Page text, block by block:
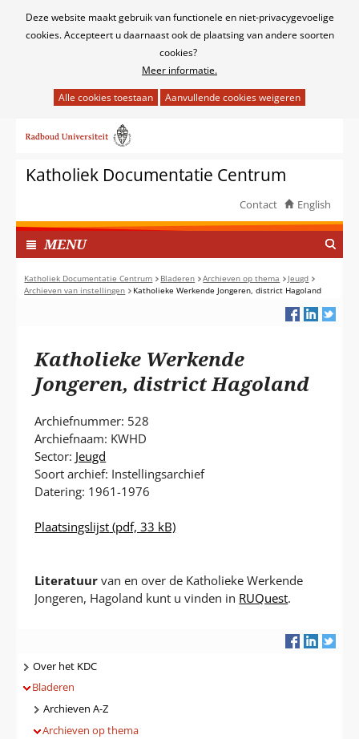
Cookies
Deze website maakt gebruik van functionele en niet-privacygevoelige
cookies. Accepteert u daarnaast ook de plaatsing van andere soorten
cookies?
Meer informatie.
het
van
cookies
deze
website
worden
toegestaan
of
naar
inhoudKatholiek Documentatie Centrum
Contact English
MENUI
N
G
E
P
T
Katholiek Documentatie Centrum Bladeren Archieven op thema
Jeugd
Archieven van instellingen
Katholieke Werkende Jongeren, district Hagoland
Katholieke Werkende
Jongeren, district Hagoland
Archiefnummer: 528
Archiefnaam: KWHD
Sector: Jeugd
Soort archief: Instellingsarchief
Datering: 1961-1976
Plaatsingslijst (pdf, 33 kB)
Literatuur van en over de Katholieke Werkende
Jongeren, Hagoland kunt u vinden in RUQuest.
Navigatie
Over het KDC
Bladeren
Archieven A-Z
Archieven op thema